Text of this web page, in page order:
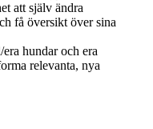
att själv ändra
få översikt över sina
hundar och era
relevanta, nya